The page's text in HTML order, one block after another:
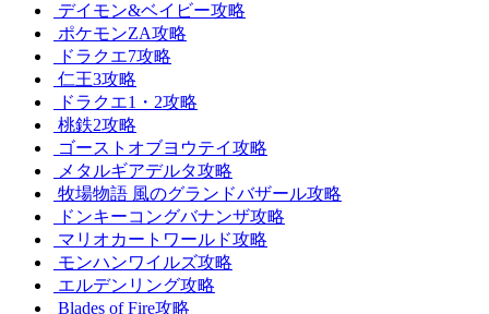
デイモン&ベイビー攻略
ポケモンZA攻略
ドラクエ7攻略
仁王3攻略
ドラクエ1・2攻略
桃鉄2攻略
ゴーストオブヨウテイ攻略
メタルギアデルタ攻略
牧場物語 風のグランドバザール攻略
ドンキーコングバナンザ攻略
マリオカートワールド攻略
モンハンワイルズ攻略
エルデンリング攻略
Blades of Fire攻略